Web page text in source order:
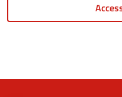
argomenti